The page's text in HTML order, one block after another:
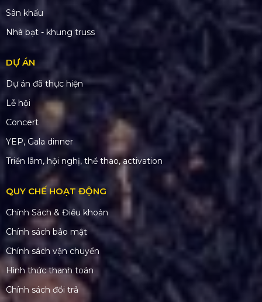
Sân khấu
Nhà bạt - khung truss
DỰ ÁN
Dự án đã thực hiện
Lễ hội
Concert
YEP, Gala dinner
Triển lãm, hội nghị, thể thao, activation
QUY CHẾ HOẠT ĐỘNG
Chính Sách & Điều khoản
Chính sách bảo mật
Chính sách vận chuyển
Hình thức thanh toán
Chính sách đổi trả